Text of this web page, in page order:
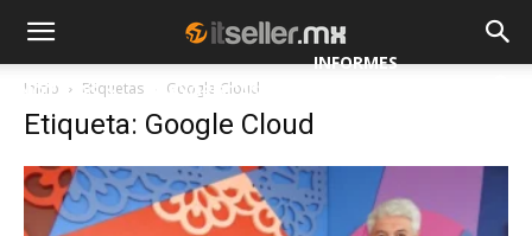
NOTICIAS MAYORISTAS
INFORMES
Inicio Etiquetas Google Cloud
Etiqueta: Google Cloud